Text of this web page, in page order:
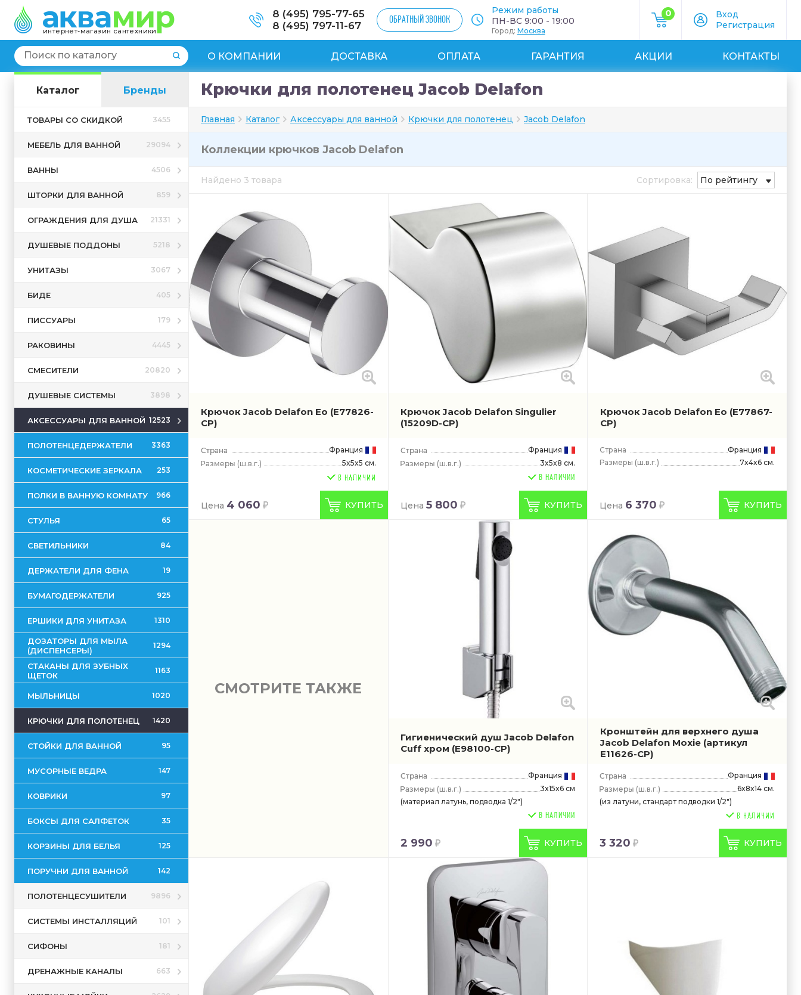
интернет-магазин сантехники
8 (495) 795-77-65
8 (495) 797-11-67
ОБРАТНЫЙ ЗВОНОК
Режим работы
ПН-ВС 9:00 - 19:00
Город: Москва
0
Вход
Регистрация
О КОМПАНИИ ДОСТАВКА ОПЛАТА ГАРАНТИЯ АКЦИИ КОНТАКТЫ
Каталог Бренды
ТОВАРЫ СО СКИДКОЙ 3455
МЕБЕЛЬ ДЛЯ ВАННОЙ 29094
ВАННЫ 4506
ШТОРКИ ДЛЯ ВАННОЙ 859
ОГРАЖДЕНИЯ ДЛЯ ДУША 21331
ДУШЕВЫЕ ПОДДОНЫ 5218
УНИТАЗЫ 3067
БИДЕ 405
ПИССУАРЫ 179
РАКОВИНЫ 4445
СМЕСИТЕЛИ 20820
ДУШЕВЫЕ СИСТЕМЫ 3898
АКСЕССУАРЫ ДЛЯ ВАННОЙ 12523
ПОЛОТЕНЦЕДЕРЖАТЕЛИ 3363
КОСМЕТИЧЕСКИЕ ЗЕРКАЛА 253
ПОЛКИ В ВАННУЮ КОМНАТУ 966
СТУЛЬЯ 65
СВЕТИЛЬНИКИ 84
ДЕРЖАТЕЛИ ДЛЯ ФЕНА 19
БУМАГОДЕРЖАТЕЛИ 925
ЕРШИКИ ДЛЯ УНИТАЗА 1310
ДОЗАТОРЫ ДЛЯ МЫЛА
(ДИСПЕНСЕРЫ)
1294
СТАКАНЫ ДЛЯ ЗУБНЫХ
ЩЕТОК
1163
МЫЛЬНИЦЫ 1020
КРЮЧКИ ДЛЯ ПОЛОТЕНЕЦ 1420
СТОЙКИ ДЛЯ ВАННОЙ 95
МУСОРНЫЕ ВЕДРА 147
КОВРИКИ 97
БОКСЫ ДЛЯ САЛФЕТОК 35
КОРЗИНЫ ДЛЯ БЕЛЬЯ 125
ПОРУЧНИ ДЛЯ ВАННОЙ 142
ПОЛОТЕНЦЕСУШИТЕЛИ 9896
СИСТЕМЫ ИНСТАЛЛЯЦИЙ 101
СИФОНЫ 181
ДРЕНАЖНЫЕ КАНАЛЫ 663
Крючки для полотенец Jacob Delafon
Главная Каталог Аксессуары для ванной Крючки для полотенец Jacob Delafon
Коллекции крючков Jacob Delafon
Найдено 3 товара Сортировка: По рейтингу
Крючок Jacob Delafon Eo (E77826-
CP)
Франция
(ш.в.г.)
5x5x5 см.
Цена 4 060 КУПИТЬ
Крючок Jacob Delafon Singulier
(15209D-CP)
Франция
(ш.в.г.)
3x5x8 см.
В НАЛИЧИИ
Цена 5 800 КУПИТЬ
Крючок Jacob Delafon Eo (E77867-
CP)
Страна
Франция
Размеры (ш.в.г.) 7x4x6 см.
Цена 6 370 КУПИТЬ
СМОТРИТЕ ТАКЖЕ
Гигиенический душ Jacob Delafon
Cuff хром (E98100-CP)
Франция
(ш.в.г.)
3x15x6 см
(материал латунь, подводка 1/2")
В НАЛИЧИИ
2 990 КУПИТЬ
Кронштейн для верхнего душа
Jacob Delafon Moxie (артикул
E11626-CP)
Франция
(ш.в.г.)
6x8x14 см.
(из латуни, стандарт подводки 1/2")
3 320 КУПИТЬ